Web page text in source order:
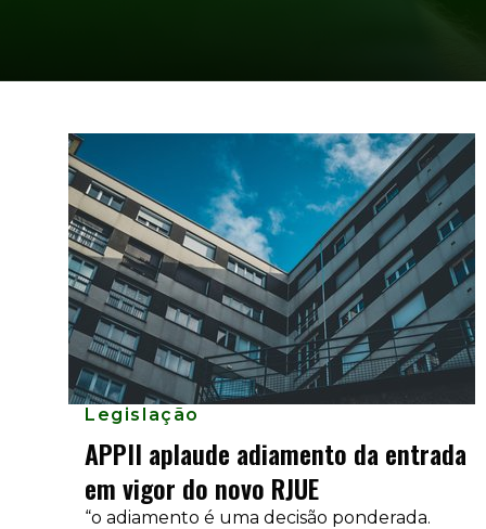
Legislação
APPII aplaude adiamento da entrada
em vigor do novo RJUE
“o adiamento é uma decisão ponderada.